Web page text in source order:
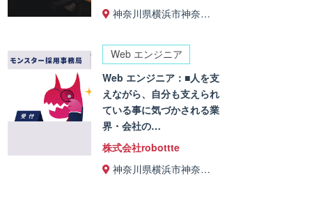
神奈川県横浜市神奈…
Web エンジニア
Web エンジニア：■人を支
えながら、自分も支えられ
ている事に気づかされる業
界・会社の…
株式会社robottte
神奈川県横浜市神奈…